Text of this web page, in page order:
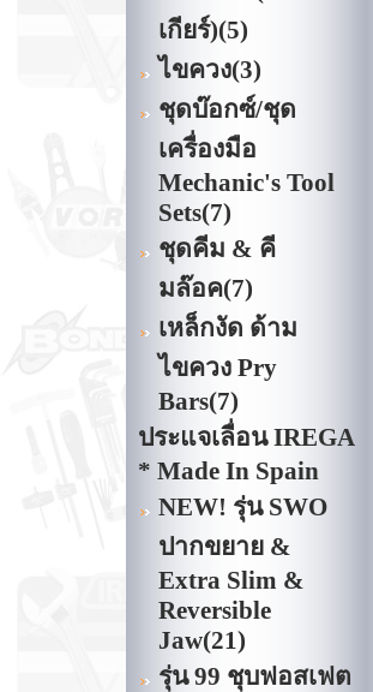
เกียร์)(5)
ไขควง(3)
ชุดบ๊อกซ์/ชุด
เครื่องมือ
Mechanic's Tool
Sets(7)
ชุดคีม & คี
มล๊อค(7)
เหล็กงัด ด้าม
ไขควง Pry
Bars(7)
ประแจเลื่อน IREGA
* Made In Spain
NEW! รุ่น SWO
ปากขยาย &
Extra Slim &
Reversible
Jaw(21)
รุ่น 99 ชุบฟอสเฟต